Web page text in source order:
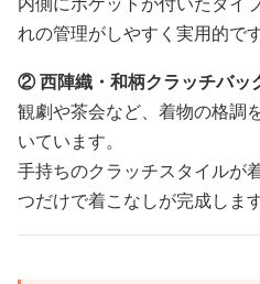
れの管理がしやすく実用的です
② 西陣織・和柄クラッチバッ
観劇や茶会など、着物の格調
いています。
手持ちのクラッチスタイルが
つだけで着こなしが完成します